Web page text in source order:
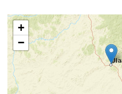
+
−